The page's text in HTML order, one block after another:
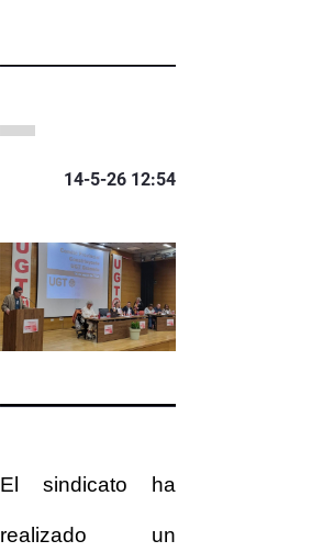
14-5-26 12:54
El sindicato ha
realizado un